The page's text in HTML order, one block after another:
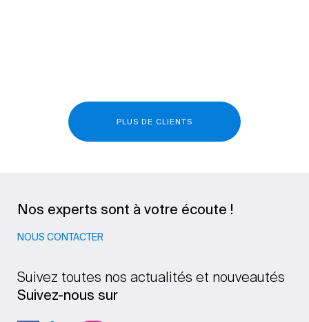
PLUS DE CLIENTS
Nos experts sont à votre écoute !
NOUS CONTACTER
Suivez toutes nos actualités et nouveautés
Suivez-nous sur